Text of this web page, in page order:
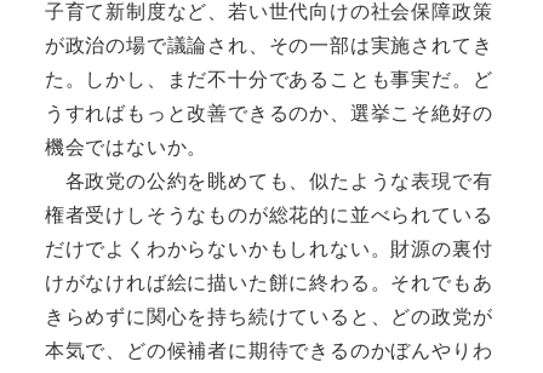
子育て新制度など、若い世代向けの社会保障政策
が政治の場で議論され、その一部は実施されてき
た。しかし、まだ不十分であることも事実だ。ど
うすればもっと改善できるのか、選挙こそ絶好の
機会ではないか。
各政党の公約を眺めても、似たような表現で有
権者受けしそうなものが総花的に並べられている
だけでよくわからないかもしれない。財源の裏付
けがなければ絵に描いた餅に終わる。それでもあ
きらめずに関心を持ち続けていると、どの政党が
本気で、どの候補者に期待できるのかぼんやりわ